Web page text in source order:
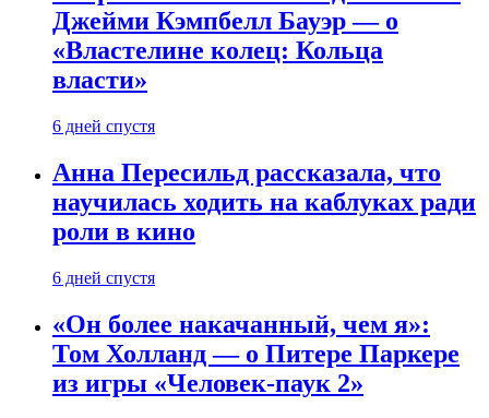
Джейми Кэмпбелл Бауэр — о
«Властелине колец: Кольца
власти»
6 дней спустя
Анна Пересильд рассказала, что
научилась ходить на каблуках ради
роли в кино
6 дней спустя
«Он более накачанный, чем я»:
Том Холланд — о Питере Паркере
из игры «Человек-паук 2»